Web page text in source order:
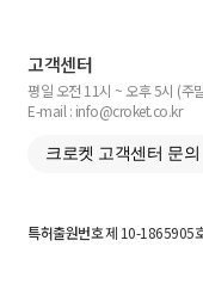
고객센터
평일 오전 11시 ~ 오후 5시 (주
E-mail : info@croket.co.kr
크로켓 고객센터 문의
특허출원번호제 10-1865905